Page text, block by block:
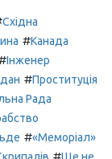
Східна
#Канада
Інженер
#Проституція
Рада
#«Меморіал»